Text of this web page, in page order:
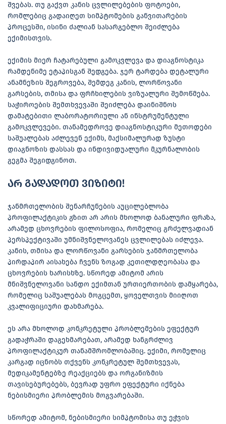
შვებას. თუ გაქვთ კანის ცვლილებების ფოტოები,
რომლებიც გადაიღეთ სიმპტომების განვითარების
პროცესში, ისინი ძალიან სასარგებლო შეიძლება
ექიმისთვის.
ექიმის მიერ ჩატარებული გამოკვლევა და დიაგნოსტიკა
რამდენიმე ეტაპისგან შედგება. ჯერ ტარდება დეტალური
ანამნეზის შეგროვება, შემდეგ კანის, ლორწოვანი
გარსების, თმისა და ფრჩხილების ვიზუალური შემოწმება.
საჭიროების შემთხვევაში შეიძლება დაინიშნოს
დამატებითი ლაბორატორიული ან ინსტრუმენტული
გამოკვლევები. თანამედროვე დიაგნოსტიკური მეთოდები
საშუალებას აძლევენ ექიმს, მაქსიმალურად ზუსტი
დიაგნოზის დასსას და ინდივიდუალური მკურნალობის
გეგმა შეგიდგინოთ.
არ გადადოთ ვიზიტი!
ჯანმრთელობის შენარჩუნების აუცილებლობა
პროფილაქტიკის გზით არ არის მხოლოდ ბანალური ფრაზა,
არამედ ცხოვრების ფილოსოფია, რომელიც გრძელვადიან
პერსპექტივაში უმნიშვნელოვანეს ცვლილებას იძლევა.
კანის, თმისა და ლორწოვანი გარსების ჯანმრთელობა
პირდაპირ აისახება ჩვენს ზოგად კეთილდღეობასა და
ცხოვრების ხარისხზე. სწორედ ამიტომ არის
მნიშვნელოვანი სანდო ექიმთან ურთიერთობის დამყარება,
რომელიც საშუალებას მოგცემთ, ყოველთვის მიიღოთ
კვალიფიციური დახმარება.
ეს არა მხოლოდ კონკრეტული პრობლემების ეფექტურ
გადაჭრაში დაგეხმარებათ, არამედ ხანგრძლივ
პროფილაქტიკურ თანამშრომლობაშიც. ექიმი, რომელიც
კარგად იცნობს თქვენს კონკრეტულ შემთხვევას,
მედიკამენტებზე რეაქციებს და ორგანიზმის
თავისებურებებს, ბევრად უფრო ეფექტური იქნება
ნებისმიერი პრობლემის მოგვარებაში.
სწორედ ამიტომ, ნებისმიერი სიმპტომისა თუ ეჭვის